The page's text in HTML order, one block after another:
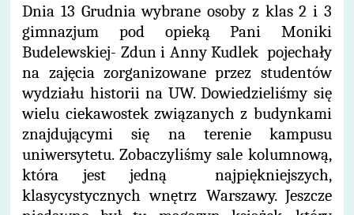
Dnia 13 Grudnia wybrane osoby z klas 2 i 3
gimnazjum pod opieką Pani Moniki
Budelewskiej- Zdun i Anny Kudlek pojechały
na zajęcia zorganizowane przez studentów
wydziału historii na UW. Dowiedzieliśmy się
wielu ciekawostek związanych z budynkami
znajdującymi się na terenie kampusu
uniwersytetu. Zobaczyliśmy sale kolumnową,
która jest jedną najpiękniejszych,
klasycystycznych wnętrz Warszawy. Jeszcze